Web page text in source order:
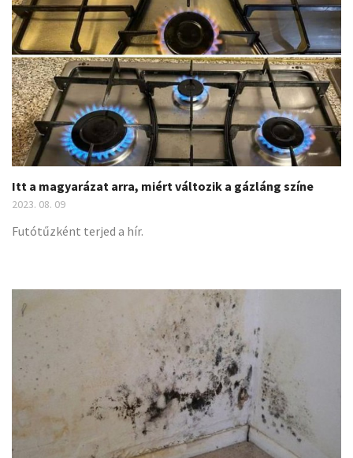
t
i
o
n
Itt a magyarázat arra, miért változik a gázláng színe
2023. 08. 09
Futótűzként terjed a hír.